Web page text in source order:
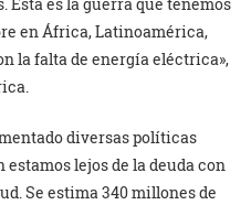
en África, Latinoamérica,
la falta de energía eléctrica»,
diversas políticas
lejos de la deuda con
Se estima 340 millones de